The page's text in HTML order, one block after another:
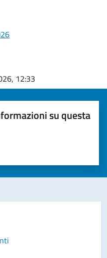
12:33
su questa
(da 1 a 5 stelle)
valutare la chiarezza delle
5